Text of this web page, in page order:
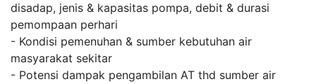
disadap, jenis & kapasitas pompa, debit & durasi
pemompaan perhari
- Kondisi pemenuhan & sumber kebutuhan air
masyarakat sekitar
- Potensi dampak pengambilan AT thd sumber air